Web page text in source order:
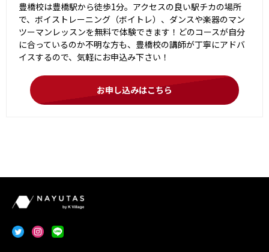
豊橋校は豊橋駅から徒歩1分。アクセスの良い駅チカの場所
で、ボイストレーニング（ボイトレ）、ダンスや楽器のマン
ツーマンレッスンを無料で体験できます！どのコースが自分
に合っているのか不明な方も、豊橋校の講師が丁寧にアドバ
イスするので、気軽にお申込み下さい！
お申し込みはこちら